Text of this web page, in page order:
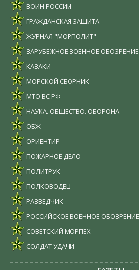
ВОИН РОССИИ
ГРАЖДАНСКАЯ ЗАЩИТА
ЖУРНАЛ "МОРПОЛИТ"
ЗАРУБЕЖНОЕ ВОЕННОЕ ОБОЗРЕНИЕ
КАЗАКИ
МОРСКОЙ СБОРНИК
МТО ВС РФ
НАУКА. ОБЩЕСТВО. ОБОРОНА
ОБЖ
ОРИЕНТИР
ПОЖАРНОЕ ДЕЛО
ПОЛИТРУК
ПОЛКОВОДЕЦ
РАЗВЕДЧИК
РОССИЙСКОЕ ВОЕННОЕ ОБОЗРЕНИЕ
СОВЕТСКИЙ МОРПЕХ
СОЛДАТ УДАЧИ